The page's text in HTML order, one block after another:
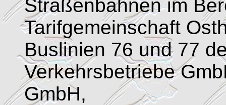
Straßenbahnen im
Tarifgemeinschaft
Buslinien 76 und 77
Verkehrsbetriebe
GmbH,